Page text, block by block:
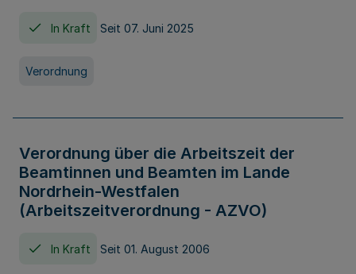
In Kraft Seit 07. Juni 2025
Verordnung
Verordnung über die Arbeitszeit der
Beamtinnen und Beamten im Lande
Nordrhein-Westfalen
(Arbeitszeitverordnung - AZVO)
In Kraft Seit 01. August 2006